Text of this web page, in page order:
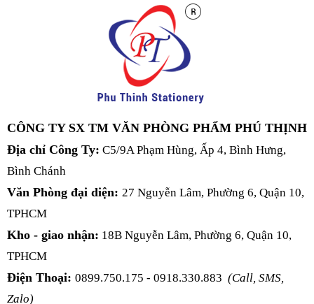
CÔNG TY SX TM VĂN PHÒNG PHẨM PHÚ THỊNH
Địa chỉ Công Ty: C5/9A Phạm Hùng, Ấp 4, Bình Hưng,
Bình Chánh
Văn Phòng đại diện: 27 Nguyễn Lâm, Phường 6, Quận 10,
TPHCM
Kho - giao nhận: 18B Nguyễn Lâm, Phường 6, Quận 10,
TPHCM
Điện Thoại: 0899.750.175 - 0918.330.883 (Call, SMS,
Zalo)